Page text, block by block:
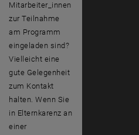
Mitarbeiter_innen
zur Teilnahme
am Programm
eingeladen sind?
Vielleicht eine
gute Gelegenheit
zum Kontakt
halten. Wenn Sie
in Elternkarenz an
einer